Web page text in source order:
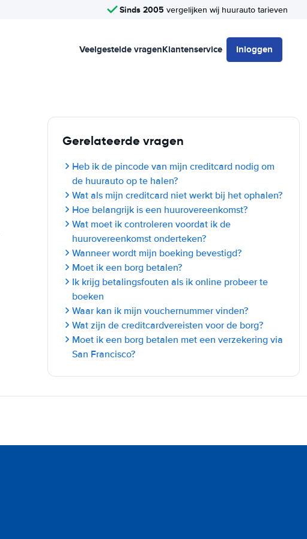
Sinds 2005 vergelijken wij huurauto tarieven
Veelgestelde vragenKlantenservice Inloggen
Gerelateerde vragen
Heb ik de pincode van mijn creditcard nodig om
de huurauto op te halen?
Wat als mijn creditcard niet werkt bij het ophalen?
Hoe belangrijk is een huurovereenkomst?
Wat moet ik controleren voordat ik de
huurovereenkomst onderteken?
Wanneer wordt mijn boeking bevestigd?
Moet ik een borg betalen?
Ik krijg betalingsfouten als ik online probeer te
boeken
Waar kan ik mijn vouchernummer vinden?
Wat zijn de creditcardvereisten voor de borg?
Moet ik een borg betalen met een verzekering via
San Francisco?